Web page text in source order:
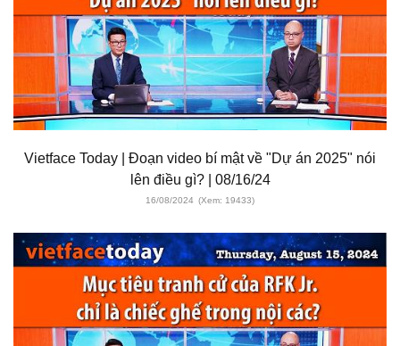
Vietface Today | Đoạn video bí mật về "Dự án 2025" nói
lên điều gì? | 08/16/24
16/08/2024 (Xem: 19433)